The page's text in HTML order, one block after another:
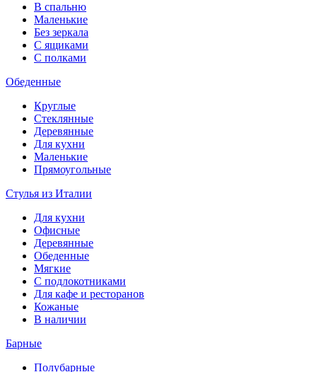
В спальню
Маленькие
Без зеркала
С ящиками
С полками
Обеденные
Круглые
Стеклянные
Деревянные
Для кухни
Маленькие
Прямоугольные
Стулья из Италии
Для кухни
Офисные
Деревянные
Обеденные
Мягкие
С подлокотниками
Для кафе и ресторанов
Кожаные
В наличии
Барные
Полубарные